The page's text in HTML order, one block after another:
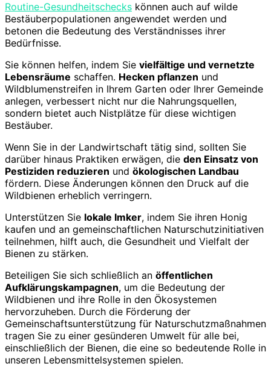
Routine-Gesundheitschecks können auch auf wilde
Bestäuberpopulationen angewendet werden und
betonen die Bedeutung des Verständnisses ihrer
Bedürfnisse.
Sie können helfen, indem Sie vielfältige und vernetzte
Lebensräume schaffen. Hecken pflanzen und
Wildblumenstreifen in Ihrem Garten oder Ihrer Gemeinde
anlegen, verbessert nicht nur die Nahrungsquellen,
sondern bietet auch Nistplätze für diese wichtigen
Bestäuber.
Wenn Sie in der Landwirtschaft tätig sind, sollten Sie
darüber hinaus Praktiken erwägen, die den Einsatz von
Pestiziden reduzieren und ökologischen Landbau
fördern. Diese Änderungen können den Druck auf die
Wildbienen erheblich verringern.
Unterstützen Sie lokale Imker, indem Sie ihren Honig
kaufen und an gemeinschaftlichen Naturschutzinitiativen
teilnehmen, hilft auch, die Gesundheit und Vielfalt der
Bienen zu stärken.
Beteiligen Sie sich schließlich an öffentlichen
Aufklärungskampagnen, um die Bedeutung der
Wildbienen und ihre Rolle in den Ökosystemen
hervorzuheben. Durch die Förderung der
Gemeinschaftsunterstützung für Naturschutzmaßnahmen
tragen Sie zu einer gesünderen Umwelt für alle bei,
einschließlich der Bienen, die eine so bedeutende Rolle in
unseren Lebensmittelsystemen spielen.